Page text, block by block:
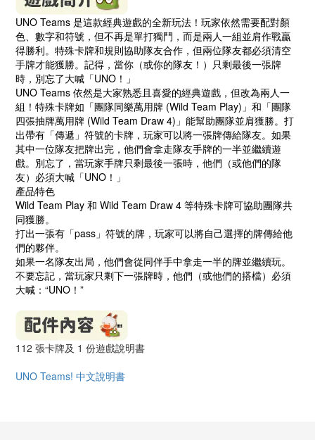
UNO Teams 是這款經典遊戲的全新玩法！玩家依然需要配對顏
色、數字和符號，但不再是單打獨鬥，而是兩人一組並肩作戰贏
得勝利。特殊卡牌和規則協助隊友合作，但兩位隊友都必須清空
手牌才能獲勝。記得，當你（或你的隊友！）只剩最後一張牌
時，別忘了大喊「UNO！」
UNO Teams 依然是大家熟悉且喜愛的經典遊戲，但改為兩人一
組！特殊卡牌如「團隊同樂萬用牌 (Wild Team Play)」和「團隊
四張抽牌萬用牌 (Wild Team Draw 4)」能幫助團隊並肩獲勝。打
出帶有「傳遞」符號的卡牌，玩家可以將一張牌傳給隊友。如果
其中一位隊友把牌出完，他們會拿走隊友手牌的一半並繼續遊
戲。別忘了，當玩家手牌只剩最後一張時，他們（或他們的隊
友）必須大喊「UNO！」
產品特色
Wild Team Play 和 Wild Team Draw 4 等特殊卡牌可協助團隊共
同獲勝。
打出一張有「pass」符號的牌，玩家可以將自己選擇的牌傳給他
們的夥伴。
如果一名隊友出局，他們會從同伴手中拿走一半的牌並繼續玩。
不要忘記，當玩家只剩下一張牌時，他們（或他們的搭檔）必須
大喊：“UNO！”
112 張卡牌及 1 份遊戲說明書
UNO Teams! 中文說明書